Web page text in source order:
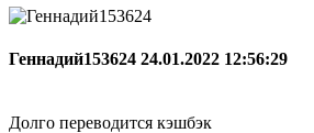
Геннадий153624 24.01.2022 12:56:29
Долго переводится кэшбэк